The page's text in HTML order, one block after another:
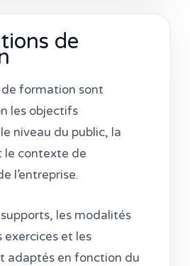
de
formation sont
les objectifs
niveau du public, la
le contexte de
l’entreprise.
les modalités
exercices et les
adaptés en fonction du